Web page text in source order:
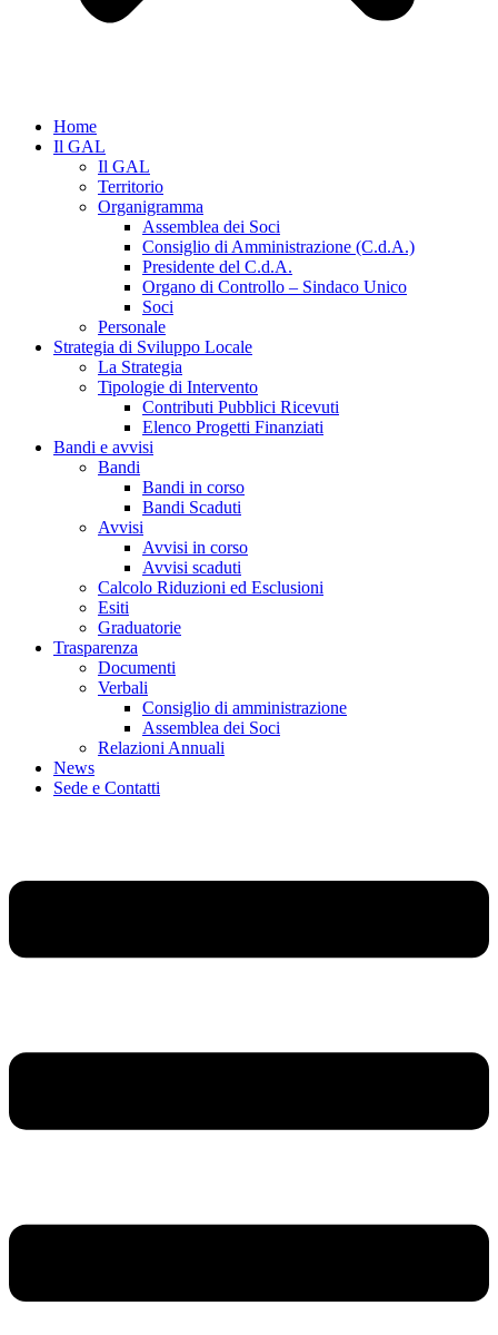
Home
Il GAL
Il GAL
Territorio
Organigramma
Assemblea dei Soci
Consiglio di Amministrazione (C.d.A.)
Presidente del C.d.A.
Organo di Controllo – Sindaco Unico
Soci
Personale
Strategia di Sviluppo Locale
La Strategia
Tipologie di Intervento
Contributi Pubblici Ricevuti
Elenco Progetti Finanziati
Bandi e avvisi
Bandi
Bandi in corso
Bandi Scaduti
Avvisi
Avvisi in corso
Avvisi scaduti
Calcolo Riduzioni ed Esclusioni
Esiti
Graduatorie
Trasparenza
Documenti
Verbali
Consiglio di amministrazione
Assemblea dei Soci
Relazioni Annuali
News
Sede e Contatti